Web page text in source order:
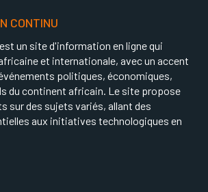
CONTINU
un site d'information en ligne qui
et internationale, avec un accent
politiques, économiques,
du continent africain. Le site propose
sur des sujets variés, allant des
aux initiatives technologiques en